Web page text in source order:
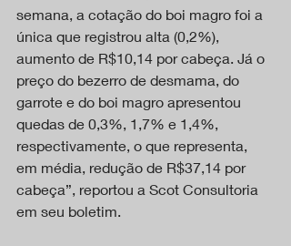
semana, a cotação do boi magro foi a
única que registrou alta (0,2%),
aumento de R$10,14 por cabeça. Já o
preço do bezerro de desmama, do
garrote e do boi magro apresentou
quedas de 0,3%, 1,7% e 1,4%,
respectivamente, o que representa,
em média, redução de R$37,14 por
cabeça”, reportou a Scot Consultoria
em seu boletim.